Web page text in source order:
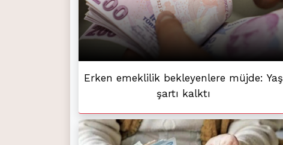
Erken emeklilik bekleyenlere müjde: Yaş
şartı kalktı